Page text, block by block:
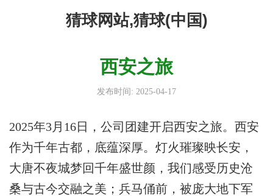
猜球网站,猜球(中国)
西安之旅
发布时间: 2025-04-17
2025年3月16日，公司团建开启西安之旅。西安
作为千年古都，底蕴深厚。灯火璀璨映长安，
大唐不夜城梦回千年盛世颜，我们感受历史沧
桑与古今交融之美；兵马俑前，被庞大地下军